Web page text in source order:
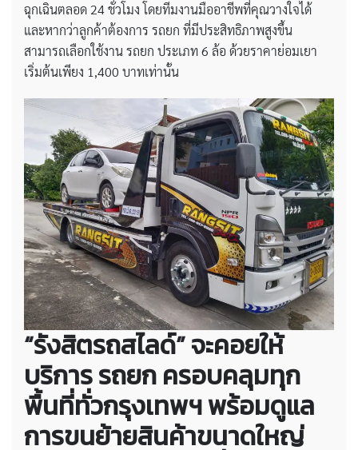
ฉุกเฉินตลอด 24 ชั่วโมง โดยทีมงานมืออาชีพที่คุณวางใจได้
และหากว่าลูกค้าต้องการ รถยก ที่มีประสิทธิภาพสูงขึ้น
สามารถเลือกใช้งาน รถยก ประเภท 6 ล้อ ด้วยราคาย่อมเยา
เริ่มต้นเพียง 1,400 บาทเท่านั้น
“รังสิตรถสไลด์” จะคอยให้
บริการ รถยก ครอบคลุมทุก
พื้นที่ทั่วกรุงเทพฯ พร้อมดูแล
การขนย้ายสินค้าขนาดใหญ่